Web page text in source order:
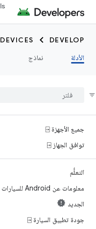
DEVELOP
DEVICES
الأدلة
نماذج
جميع الأجهزة ⍈
توافق الجهاز ⍈
التعلُّم
معلومات عن Android للسيارات
الجديد
جودة تطبيق السيارة ⍈